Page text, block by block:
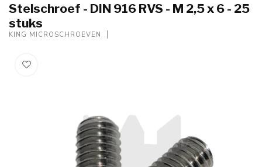
Stelschroef - DIN 916 RVS - M 2,5 x 6 - 25
stuks
KING MICROSCHROEVEN